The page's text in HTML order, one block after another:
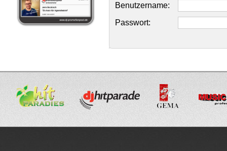
Benutzername:
Passwort: